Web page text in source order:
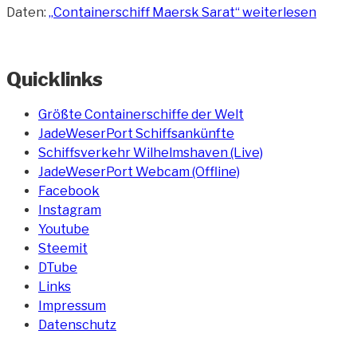
Daten: „Containerschiff Maersk Sarat“weiterlesen
Quicklinks
Größte Containerschiffe der Welt
JadeWeserPort Schiffsankünfte
Schiffsverkehr Wilhelmshaven (Live)
JadeWeserPort Webcam (Offline)
Facebook
Instagram
Youtube
Steemit
DTube
Links
Impressum
Datenschutz